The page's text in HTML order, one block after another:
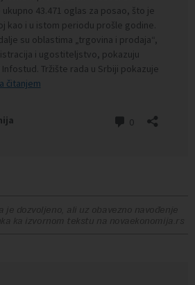
je dozvoljeno, ali uz obavezno navođenje
ka izvornom tekstu na novaekonomija.rs